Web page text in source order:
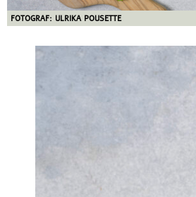
FOTOGRAF: ULRIKA POUSETTE